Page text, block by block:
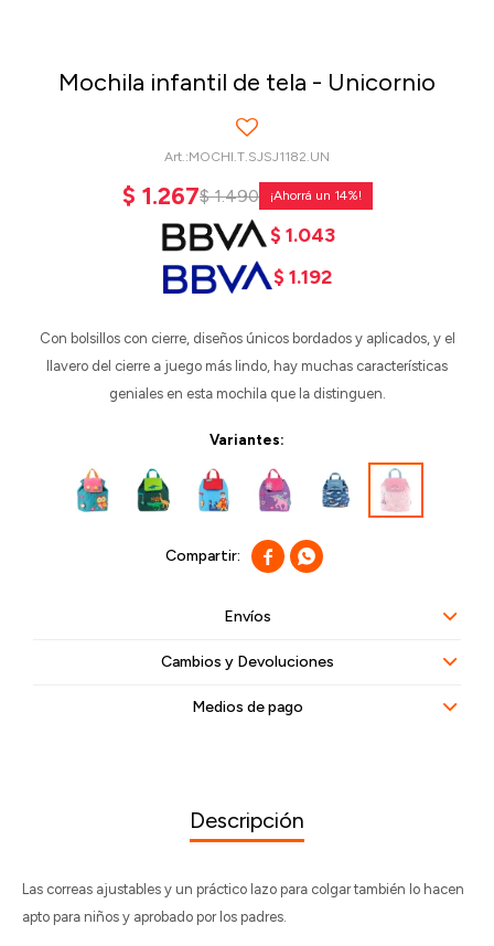
Mochila infantil de tela - Unicornio
MOCHI.T.SJSJ1182.UN
$ 1.267$ 1.490 14
$ 1.043
$ 1.192
Con bolsillos con cierre, diseños únicos bordados y aplicados, y el
llavero del cierre a juego más lindo, hay muchas características
geniales en esta mochila que la distinguen.
Variantes:
 
Envíos
Cambios y Devoluciones
Medios de pago
Descripción
Las correas ajustables y un práctico lazo para colgar también lo hacen
apto para niños y aprobado por los padres.